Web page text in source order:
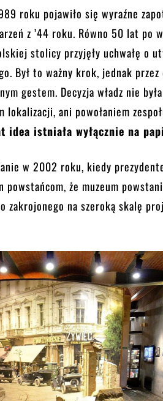
roku pojawiło się wyraźne
z ’44 roku. Równo 50 lat po
stolicy przyjęły uchwałę o
Był to ważny krok, jednak przez
gestem. Decyzja władz nie
lokalizacji, ani powołaniem
idea istniała wyłącznie na
w 2002 roku, kiedy
powstańcom, że muzeum
zakrojonego na szeroką skalę